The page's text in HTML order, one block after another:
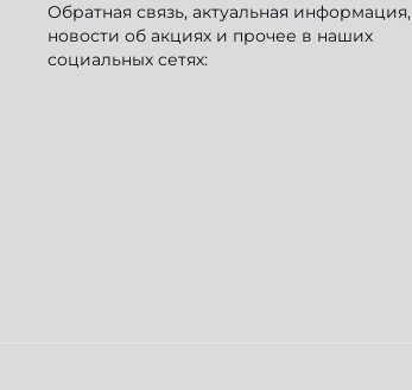
Обратная связь, актуальная информация,
новости об акциях и прочее в наших
социальных сетях: